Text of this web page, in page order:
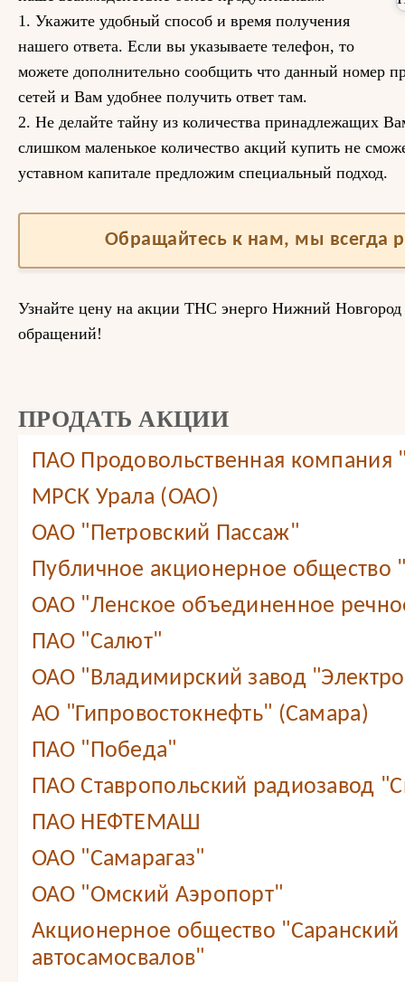
1. Укажите удобный способ и время получения
нашего ответа. Если вы указываете телефон, то
можете дополнительно сообщить что данный номер
сетей и Вам удобнее получить ответ там.
2. Не делайте тайну из количества принадлежащих
слишком маленькое количество акций купить не
уставном капитале предложим специальный подход.
Обращайтесь к нам, мы всегда
Узнайте цену на акции ТНС энерго Нижний
обращений!
ПРОДАТЬ АКЦИИ
ПАО Продовольственная
МРСК Урала (ОАО)
ОАО "Петровский Пассаж"
Публичное акционерное общество
ОАО "Ленское объединенное
ПАО "Салют"
ОАО "Владимирский завод
АО "Гипровостокнефть" (Самара)
ПАО "Победа"
ПАО Ставропольский радиозавод
ПАО НЕФТЕМАШ
ОАО "Самарагаз"
ОАО "Омский Аэропорт"
Акционерное общество "Саранский
автосамосвалов"